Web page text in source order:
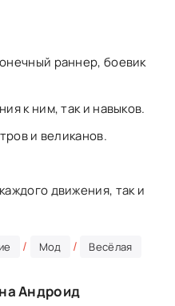
раннер, боевик
к ним, так и навыков.
и великанов.
движения, так и
/ Мод / Весёлая
Андроид